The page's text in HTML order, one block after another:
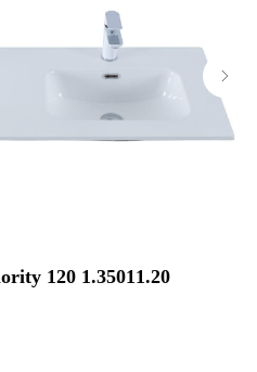
120 1.35011.20